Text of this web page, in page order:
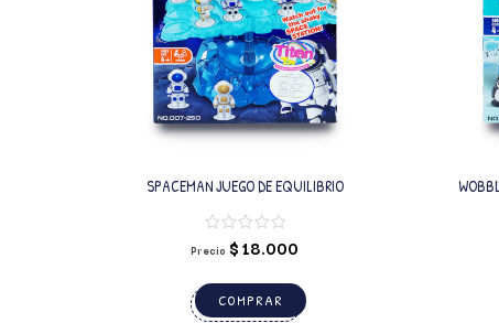
SPACEMAN JUEGO DE EQUILIBRIO
Precio $18.000
COMPRAR